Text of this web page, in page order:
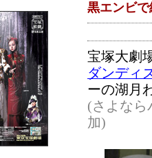
黒エンビ
宝塚大劇
ダンディ
ーの湖月
(さよなら
加)